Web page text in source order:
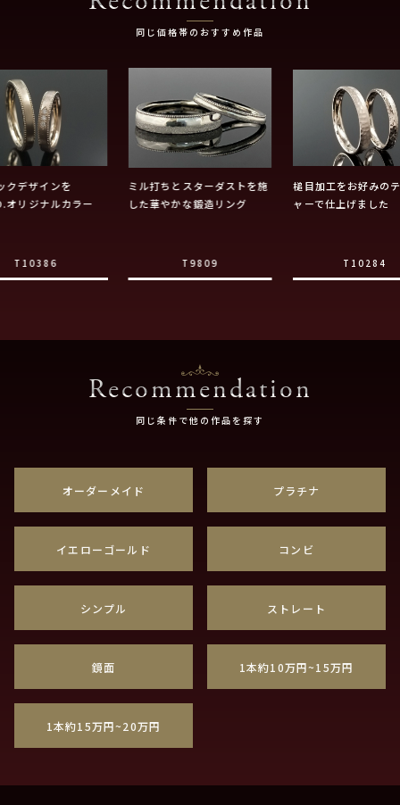
同じ価格帯のおすすめ作品
クデザインを
オリジナルカラー
T10386
ミル打ちとスターダストを施
した華やかな鍛造リング
T9809
槌目加工をお好みの
ャーで仕上げました
T10284
Recommendation
同じ条件で他の作品を探す
オーダーメイド プラチナ
イエローゴールド コンビ
シンプル ストレート
鏡面 1本約10万円~15万円
1本約15万円~20万円